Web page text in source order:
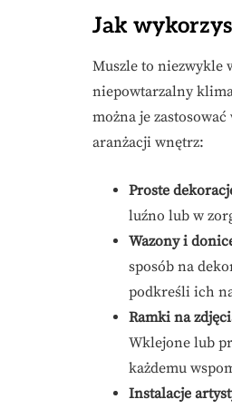
Jak
Muszle to niezwykle
niepowtarzalny
można je
aranżacji wnętrz:
Proste
luźno lub w
Wazony i
sposób na
podkreśli ich
Ramki na
Wklejone lub
każdemu
Instalacje